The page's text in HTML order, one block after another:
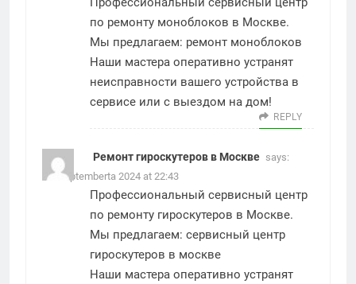
по ремонту моноблоков в Москве.
Мы предлагаем: ремонт моноблоков
Наши мастера оперативно устранят
неисправности вашего устройства в
сервисе или с выездом на дом!
REPLY
Ремонт гироскутеров в Москве says:
30. Septemberta 2024 at 22:43
Профессиональный сервисный центр
по ремонту гироскутеров в Москве.
Мы предлагаем: сервисный центр
гироскутеров в москве
Наши мастера оперативно устранят